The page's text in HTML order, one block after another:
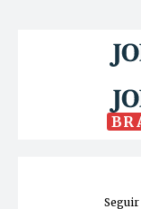
Seguir